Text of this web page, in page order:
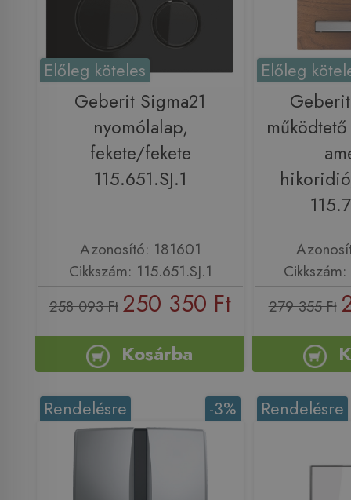
Előleg köteles
Geberit Sigma21
nyomólalap,
fekete/fekete
115.651.SJ.1
Azonosító: 181601
Cikkszám: 115.651.SJ.1
258 093 Ft 250 350 Ft
Kosárba
Előleg
279 355 Ft
-3%
Rendelésre Rendelésre